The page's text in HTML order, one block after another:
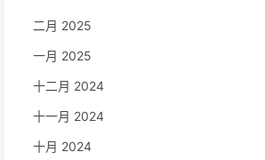
二月 2025
一月 2025
十二月 2024
十一月 2024
十月 2024